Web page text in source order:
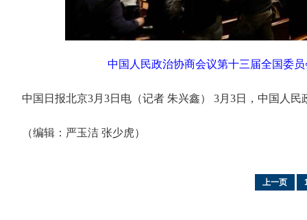
中国人民政治协商会议第十三届全国委
中国日报北京3月3日电（记者 朱兴鑫） 3月3日，中国人
（编辑：严玉洁 张少虎）
上一页